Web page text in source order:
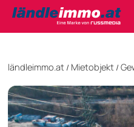
ländleimmo.at / Mietobjekt /